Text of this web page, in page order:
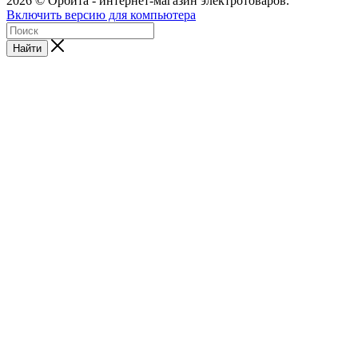
Включить версию для компьютера
Найти